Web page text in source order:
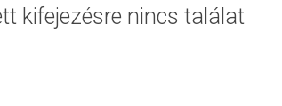
kifejezésre nincs találat